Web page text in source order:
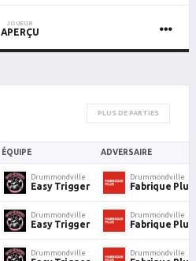
JOUEUR
APERÇU
PLUS DE PARTIES
ÉQUIPE ADVERSAIRE
Drummondville
Easy Trigger
Drummondville
Fabrique Plus
Drummondville
Easy Trigger
Drummondville
Fabrique Plus
Drummondville Drummondville